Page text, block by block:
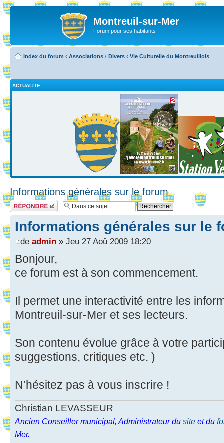
Montreuil-sur-Mer
Forum pour ses habitants
Index du forum ‹ Associations ‹ Divers ‹ Vie Culturelle du Montreuillois
ACTUALITE
Informations générales sur le forum
Répondre
Informations générales sur le
de admin » Jeu 27 Aoû 2009 18:20
Bonjour,
ce forum est à son commencement.
Il permet une interactivité entre les
Montreuil-sur-Mer et ses lecteurs.
Son contenu évolue grâce à votre
suggestions, critiques etc. )
N’hésitez pas à vous inscrire !
Christian LEVASSEUR
Ancien Conseiller municipal, Administrateur du site et du
Mer.